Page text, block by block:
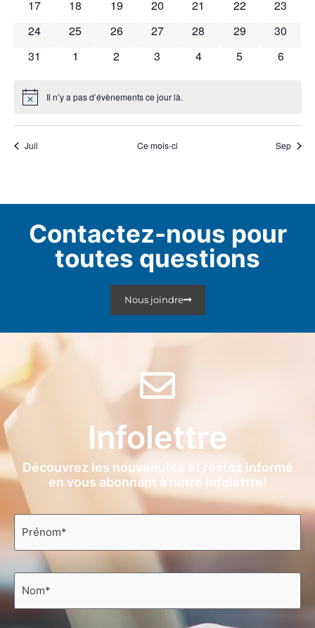
0 évènements
17 0 évènements
18 0 évènements
19 0 évènements
20 0 évènements
21 0 évènements
22 0
23
0 évènements
24 0 évènements
25 0 évènements
26 0 évènements
27 0 évènements
28 0 évènements
29 0
30
0 évènements
31 0 évènements
1 0 évènements
2 0 évènements
3 0 évènements
4 0 évènements
5 0
6
Notice Il n’y a pas d’évènements ce jour là.
Juil Ce mois-ci Sep
Contactez-nous pour
toutes questions
Nous joindre
Infolettre
Découvrez les nouveautés et restez informé
en vous abonnant à notre infolettre!
Prénom
Nom